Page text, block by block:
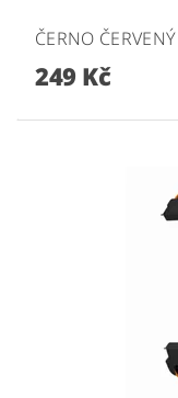
ČERNO
249 Kč